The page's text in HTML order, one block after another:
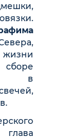
в
глава